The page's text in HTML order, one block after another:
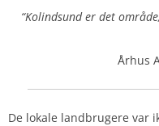
“Kolindsund er det
Århus
De lokale landbrugere var